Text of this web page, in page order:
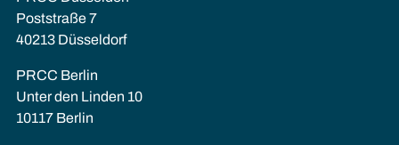
Poststraße 7
40213 Düsseldorf
PRCC Berlin
Unter den Linden 10
10117 Berlin